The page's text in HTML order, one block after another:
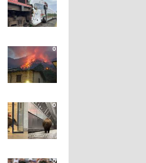
0
0
0